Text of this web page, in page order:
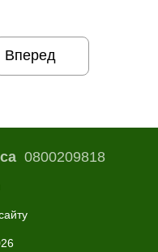
Вперед
0800209818